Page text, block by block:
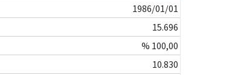
1986/01/01
15.696
% 100,00
10.830